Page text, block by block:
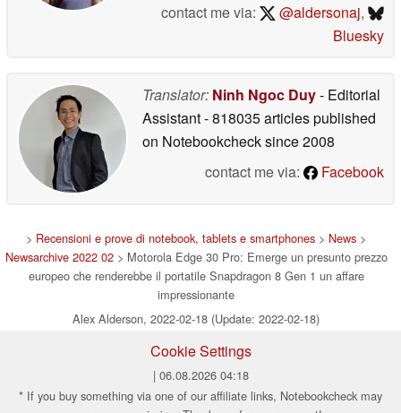
contact me via:
@aldersonaj,
Bluesky
Translator: Ninh Ngoc Duy- Editorial
Assistant- 818035 articles published
on Notebookchecksince 2008
contact me via:
Facebook
> Recensioni e prove di notebook, tablets e smartphones > News >
Newsarchive 2022 02> Motorola Edge 30 Pro: Emerge un presunto prezzo
europeo che renderebbe il portatile Snapdragon 8 Gen 1 un affare
impressionante
Alex Alderson, 2022-02-18 (Update: 2022-02-18)
Cookie Settings
| 06.08.2026 04:18
* If you buy something via one of our affiliate links, Notebookcheck may